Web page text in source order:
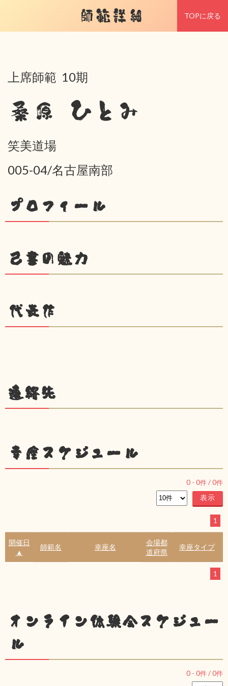
師範詳細 TOPに戻る
上席師範 10期
桑原 ひとみ
笑美道場
005-04/名古屋南部
プロフィール
己書の魅力
代表作
連絡先
幸座スケジュール
0 - 0件 /0件
1
開催日
▲
師範名 幸座名
会場都
道府県
幸座タイプ
1
オンライン体験会スケジュー
ル
0 - 0件 /0件